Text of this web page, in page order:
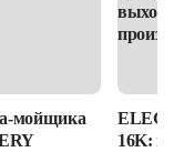
мойщика
16K: